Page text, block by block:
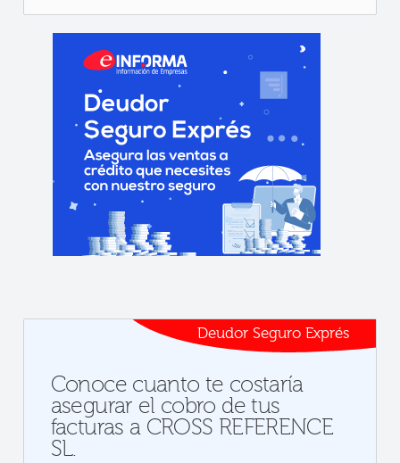
Deudor Seguro Exprés
Conoce cuanto te costaría
asegurar el cobro de tus
facturas a CROSS REFERENCE
SL.